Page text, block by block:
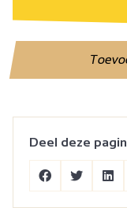
Deel deze